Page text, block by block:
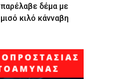
παρέλαβε δέμα με
μισό κιλό κάνναβη